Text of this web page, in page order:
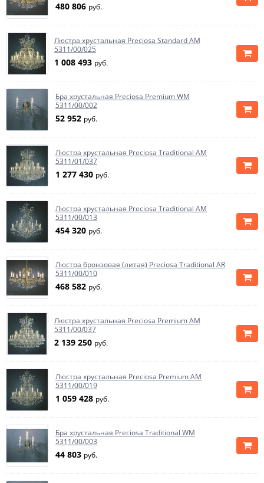
480 806 руб.
Люстра хрустальная Preciosa Standard AM
5311/00/025
1 008 493 руб.
Бра хрустальная Preciosa Premium WM
5311/00/002
52 952 руб.
Люстра хрустальная Preciosa Traditional AM
5311/01/037
1 277 430 руб.
Люстра хрустальная Preciosa Traditional AM
5311/00/013
454 320 руб.
Люстра бронзовая (литая) Preciosa Traditional AR
5311/00/010
468 582 руб.
Люстра хрустальная Preciosa Premium AM
5311/00/037
2 139 250 руб.
Люстра хрустальная Preciosa Premium AM
5311/00/019
1 059 428 руб.
Бра хрустальная Preciosa Traditional WM
5311/00/003
44 803 руб.